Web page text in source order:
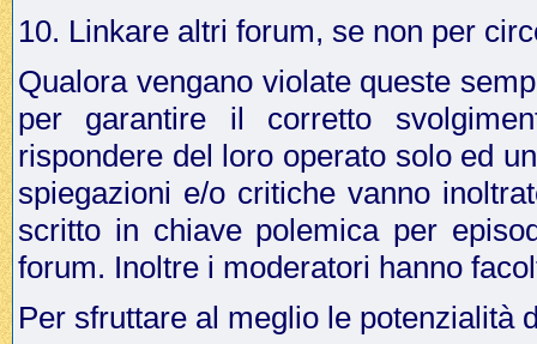
10. Linkare altri forum, se non per
Qualora vengano violate queste
per garantire il corretto
rispondere del loro operato solo ed
spiegazioni e/o critiche vanno
scritto in chiave polemica per
forum. Inoltre i moderatori hanno
Per sfruttare al meglio le potenzialità